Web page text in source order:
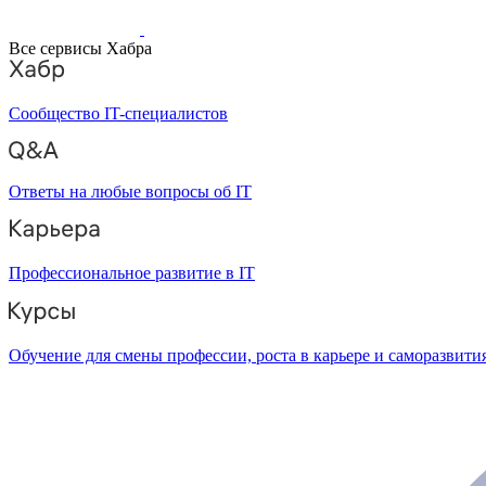
Все сервисы Хабра
Сообщество IT-специалистов
Ответы на любые вопросы об IT
Профессиональное развитие в IT
Обучение для смены профессии, роста в карьере и